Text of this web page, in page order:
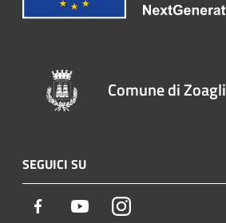
Comune di Zoagli
SEGUICI SU
Facebook YoutubeInstagram